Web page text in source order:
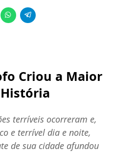
Criou a Maior
terríveis ocorreram e,
e terrível dia e noite,
de sua cidade afundou